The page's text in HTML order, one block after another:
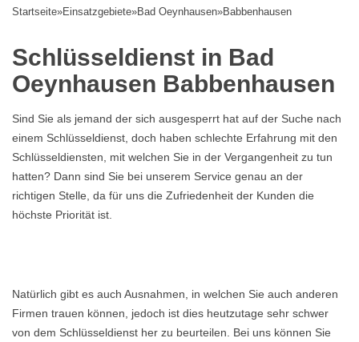
Startseite»Einsatzgebiete»Bad Oeynhausen»Babbenhausen
Schlüsseldienst in Bad
Oeynhausen Babbenhausen
Sind Sie als jemand der sich ausgesperrt hat auf der Suche nach
einem Schlüsseldienst, doch haben schlechte Erfahrung mit den
Schlüsseldiensten, mit welchen Sie in der Vergangenheit zu tun
hatten? Dann sind Sie bei unserem Service genau an der
richtigen Stelle, da für uns die Zufriedenheit der Kunden die
höchste Priorität ist.
Natürlich gibt es auch Ausnahmen, in welchen Sie auch anderen
Firmen trauen können, jedoch ist dies heutzutage sehr schwer
von dem Schlüsseldienst her zu beurteilen. Bei uns können Sie